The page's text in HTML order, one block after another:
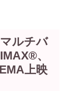
ルチバ
、
上映